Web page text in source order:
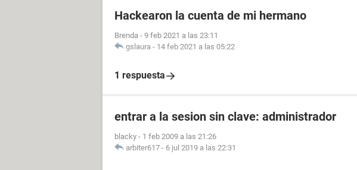
Hackearon la cuenta de mi hermano
Brenda - 9 feb 2021 a las 23:11
gslaura - 14 feb 2021 a las 05:22
1 respuesta
entrar a la sesion sin clave: administrador
blacky - 1 feb 2009 a las 21:26
arbiter617 - 6 jul 2019 a las 22:31